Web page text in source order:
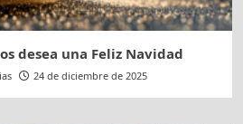
desea una Feliz Navidad
24 de diciembre de 2025